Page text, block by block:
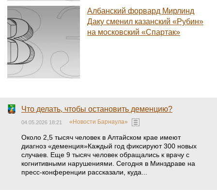
Албанский форвард Мирлинд
Даку сменил казанский «Рубин»
на московский «Спартак»
Что делать, чтобы остановить деменцию?
04.05.2026 18:21 «Новости Барнаула»
Около 2,5 тысяч человек в Алтайском крае имеют
диагноз «деменция»Каждый год фиксируют 300 новых
случаев. Еще 9 тысяч человек обращались к врачу с
когнитивными нарушениями. Сегодня в Минздраве на
пресс-конференции рассказали, куда...